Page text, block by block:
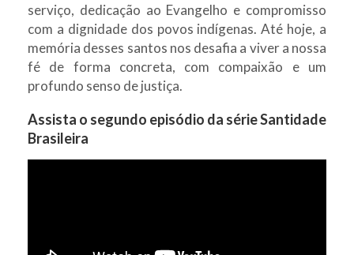
serviço, dedicação ao Evangelho e compromisso
com a dignidade dos povos indígenas. Até hoje, a
memória desses santos nos desafia a viver a nossa
fé de forma concreta, com compaixão e um
profundo senso de justiça.
Assista o segundo episódio da série Santidade
Brasileira